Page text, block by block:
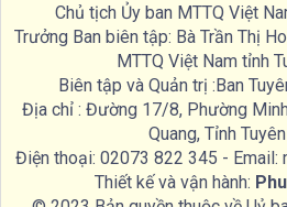
Chủ tịch Ủy ban MTTQ Việt
Trưởng Ban biên tập: Bà Trần Thị
MTTQ Việt Nam tỉnh
Biên tập và Quản trị :Ban
Địa chỉ : Đường 17/8, Phường Minh
Quang, Tỉnh
Điện thoại: 02073 822 345 - Email:
Thiết kế và vận hành: